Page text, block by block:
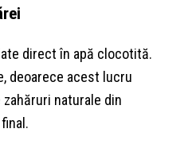
direct în apă clocotită.
deoarece acest lucru
naturale din